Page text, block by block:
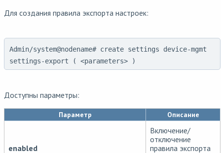
Для создания правила экспорта настроек:
Admin/system@nodename# create settings device-mgmt
settings-export ( <parameters> )
Доступны параметры:
Параметр Описание
enabled
Включение/
отключение
правила экспорта